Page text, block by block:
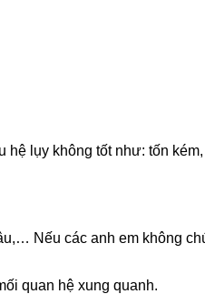
lụy không tốt như: tốn
Nếu các anh em không
quan hệ xung quanh.